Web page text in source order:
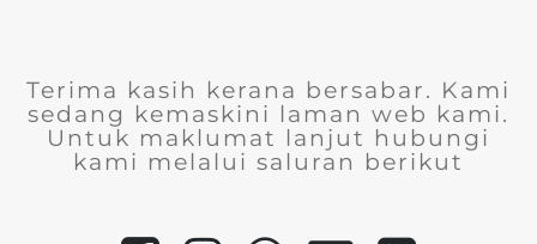
Terima kasih kerana bersabar. Kami
sedang kemaskini laman web kami.
Untuk maklumat lanjut hubungi
kami melalui saluran berikut